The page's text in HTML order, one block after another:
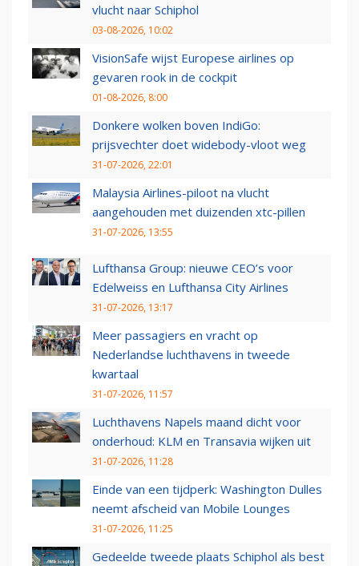
vlucht naar Schiphol
03-08-2026, 10:02
VisionSafe wijst Europese airlines op
gevaren rook in de cockpit
01-08-2026, 8:00
Donkere wolken boven IndiGo:
prijsvechter doet widebody-vloot weg
31-07-2026, 22:01
Malaysia Airlines-piloot na vlucht
aangehouden met duizenden xtc-pillen
31-07-2026, 13:55
Lufthansa Group: nieuwe CEO’s voor
Edelweiss en Lufthansa City Airlines
31-07-2026, 13:17
Meer passagiers en vracht op
Nederlandse luchthavens in tweede
kwartaal
31-07-2026, 11:57
Luchthavens Napels maand dicht voor
onderhoud: KLM en Transavia wijken uit
31-07-2026, 11:28
Einde van een tijdperk: Washington Dulles
neemt afscheid van Mobile Lounges
31-07-2026, 11:25
Gedeelde tweede plaats Schiphol als best